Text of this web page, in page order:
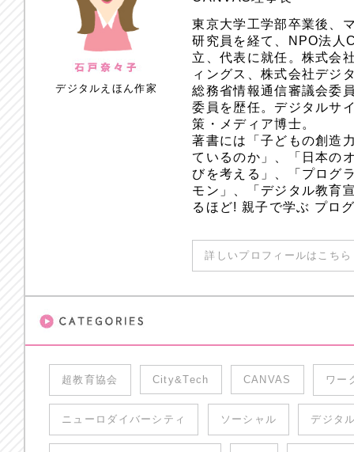
デジタルえほん作家
東京大学工学部卒業後、
研究員を経て、NPO法人
立、代表に就任。株式会
ィングス、株式会社デジ
総務省情報通信審議会委
委員を歴任。デジタルサ
策・メディア博士。
著書には「子どもの創造
ているのか」、「日本の
びを考える」、「プログ
モン」、「デジタル教育
るほど! 親子で学ぶ プロ
詳しいプロフィールはこち
超教育協会 City&Tech CANVAS ワー
ニューロダイバーシティ ソーシャル デジタ